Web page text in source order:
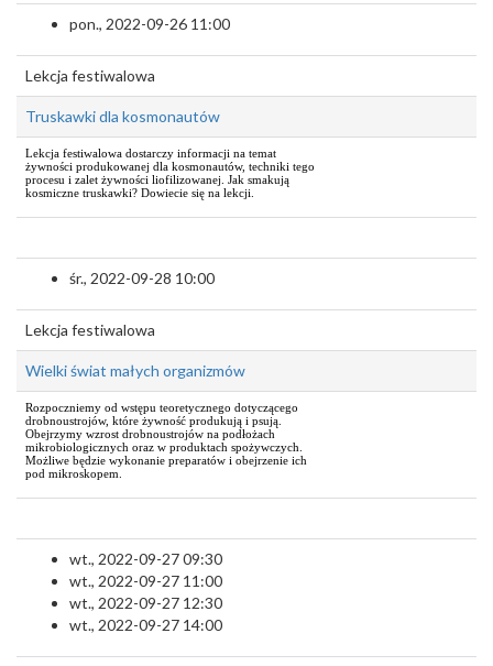
pon., 2022-09-26 11:00
Lekcja festiwalowa
Truskawki dla kosmonautów
Lekcja festiwalowa dostarczy informacji na temat
żywności produkowanej dla kosmonautów, techniki tego
procesu i zalet żywności liofilizowanej. Jak smakują
kosmiczne truskawki? Dowiecie się na lekcji.
śr., 2022-09-28 10:00
Lekcja festiwalowa
Wielki świat małych organizmów
Rozpoczniemy od wstępu teoretycznego dotyczącego
drobnoustrojów, które żywność produkują i psują.
Obejrzymy wzrost drobnoustrojów na podłożach
mikrobiologicznych oraz w produktach spożywczych.
Możliwe będzie wykonanie preparatów i obejrzenie ich
pod mikroskopem.
wt., 2022-09-27 09:30
wt., 2022-09-27 11:00
wt., 2022-09-27 12:30
wt., 2022-09-27 14:00